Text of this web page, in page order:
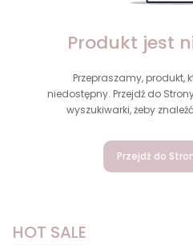
Produkt jest
Przepraszamy, produkt,
niedostępny. Przejdź do
wyszukiwarki, żeby
Przejdź do
HOT SALE